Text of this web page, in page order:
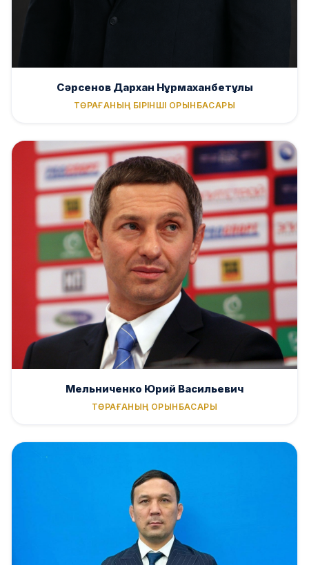
Сәрсенов Дархан Нұрмаханбетұлы
ТӨРАҒАНЫҢ БІРІНШІ ОРЫНБАСАРЫ
Мельниченко Юрий Васильевич
ТӨРАҒАНЫҢ ОРЫНБАСАРЫ